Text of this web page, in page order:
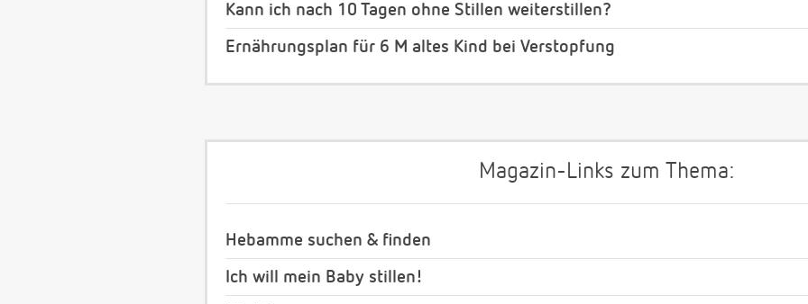
Kann ich nach 10 Tagen ohne Stillen weiterstillen?
Ernährungsplan für 6 M altes Kind bei Verstopfung
Magazin-Links zum Thema:
Hebamme suchen & finden
Ich will mein Baby stillen!